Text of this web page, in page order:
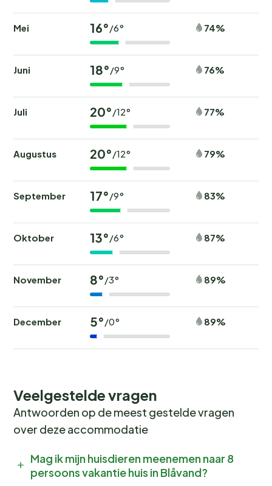
Mei 16°/6° 74%
Juni 18°/9° 76%
Juli 20°/12° 77%
Augustus 20°/12° 79%
September 17°/9° 83%
Oktober 13°/6° 87%
November 8°/3° 89%
December 5°/0° 89%
Veelgestelde vragen
Antwoorden op de meest gestelde vragen
over deze accommodatie
Mag ik mijn huisdieren meenemen naar 8
persoons vakantie huis in Blåvand?